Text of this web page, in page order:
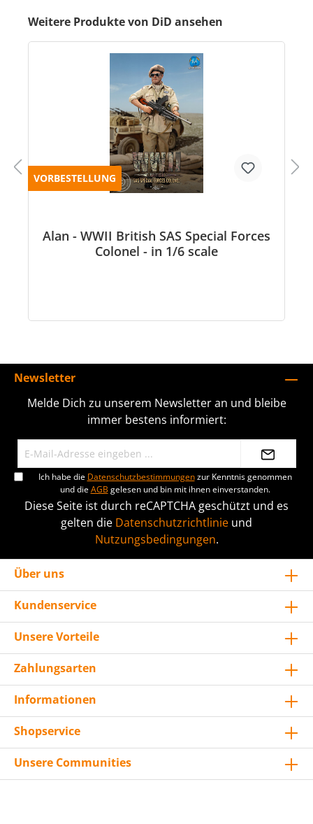
Weitere Produkte von DiD ansehen
VORBESTELLUNG
Alan - WWII British SAS Special Forces
Colonel - in 1/6 scale
Newsletter
Melde Dich zu unserem Newsletter an und bleibe
immer bestens informiert:
Ich habe die Datenschutzbestimmungenzur Kenntnis genommen
und dieAGB gelesen und bin mit ihnen einverstanden.
Diese Seite ist durch reCAPTCHA geschützt und es
gelten die Datenschutzrichtlinie und
Nutzungsbedingungen.
Über uns
Kundenservice
Unsere Vorteile
Zahlungsarten
Informationen
Shopservice
Unsere Communities